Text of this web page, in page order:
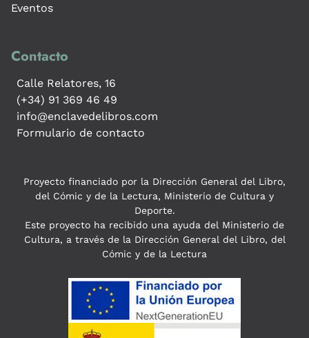
Eventos
Contacto
Calle Relatores, 16
(+34) 91 369 46 49
info@enclavedelibros.com
Formulario de contacto
Proyecto financiado por la Dirección General del Libro,
del Cómic y de la Lectura, Ministerio de Cultura y
Deporte.
Este proyecto ha recibido una ayuda del Ministerio de
Cultura, a través de la Dirección General del Libro, del
Cómic y de la Lectura